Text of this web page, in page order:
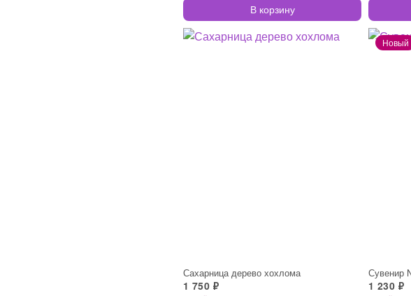
В корзину
Сахарница дерево хохлома
1 750 ₽
Сувенир
1 230 ₽